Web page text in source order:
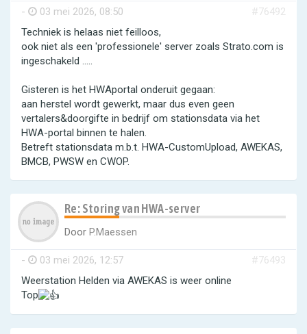
- 03 mei 2026, 08:50
#76492
Techniek is helaas niet feilloos,
ook niet als een 'professionele' server zoals Strato.com is
ingeschakeld .....
Gisteren is het HWAportal onderuit gegaan:
aan herstel wordt gewerkt, maar dus even geen
vertalers&doorgifte in bedrijf om stationsdata via het
HWA-portal binnen te halen.
Betreft stationsdata m.b.t. HWA-CustomUpload, AWEKAS,
BMCB, PWSW en CWOP.
Re: Storing van HWA-server
Door P.Maessen
- 03 mei 2026, 12:57
#76493
Weerstation Helden via AWEKAS is weer online
Top